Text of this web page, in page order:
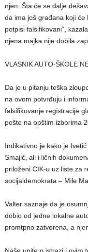
njen. Šta će se dalje
da ima još građana koji će
potpisi falsifikovani“,
njena majka nije dobila
VLASNIK AUTO-ŠKOLE
Da je u pitanju teška
na ovom potvrđuju i
falsifikovanje registracije
pošte na opštim izborima
Indikativno je kako je
Smajić, ali i ličnih
priloženi CIK-u uz liste za
socijaldemokrata – Mile
Valter saznaje da je
dobio od jedne lokalne
promtpno zatvorena, a